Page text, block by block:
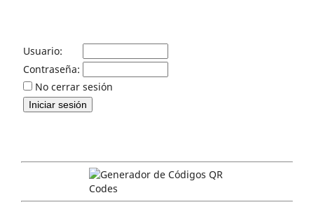
Usuario:
Contraseña:
No cerrar sesión